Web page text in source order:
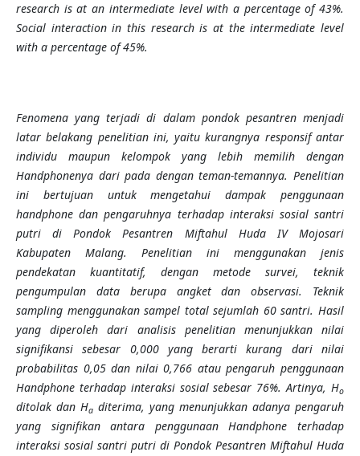
research is at an intermediate level with a percentage of 43%.
Social interaction in this research is at the intermediate level
with a percentage of 45%.
Fenomena yang terjadi di dalam pondok pesantren menjadi
latar belakang penelitian ini, yaitu kurangnya responsif antar
individu maupun kelompok yang lebih memilih dengan
Handphonenya dari pada dengan teman-temannya. Penelitian
ini bertujuan untuk mengetahui dampak penggunaan
handphonedan pengaruhnya terhadap interaksi sosial santri
putri di Pondok Pesantren Miftahul Huda IV Mojosari
Kabupaten Malang.
Penelitian ini menggunakanjenis
pendekatan kuantitatif, dengan metode survei, teknik
pengumpulan data berupa angket dan observasi. Teknik
sampling menggunakan sampel total sejumlah 60 santri.Hasil
yang diperoleh dari analisis penelitian menunjukkan nilai
signifikansi sebesar 0,000 yang berarti kurang dari nilai
probabilitas 0,05 dan nilai 0,766 atau pengaruh penggunaan
Handphone terhadap interaksi sosial sebesar 76%. Artinya, Ho
ditolak dan Ha diterima, yang menunjukkan adanya pengaruh
yang signifikan antara penggunaan Handphone terhadap
interaksi sosial santri putri di Pondok Pesantren Miftahul Huda